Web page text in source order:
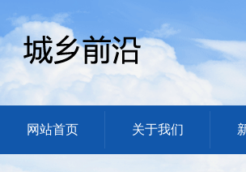
网站首页 关于我们